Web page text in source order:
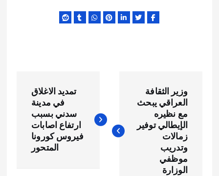
ص
وزير الثقافة
العراقي يبحث
مع نظيره
الإيطالي توفير
زمالات
وتدريب
موظفي
الوزارة
تمديد الاغلاق
في مدينة
سدني بسبب
ارتفاع اصابات
فيروس كورونا
المتحور